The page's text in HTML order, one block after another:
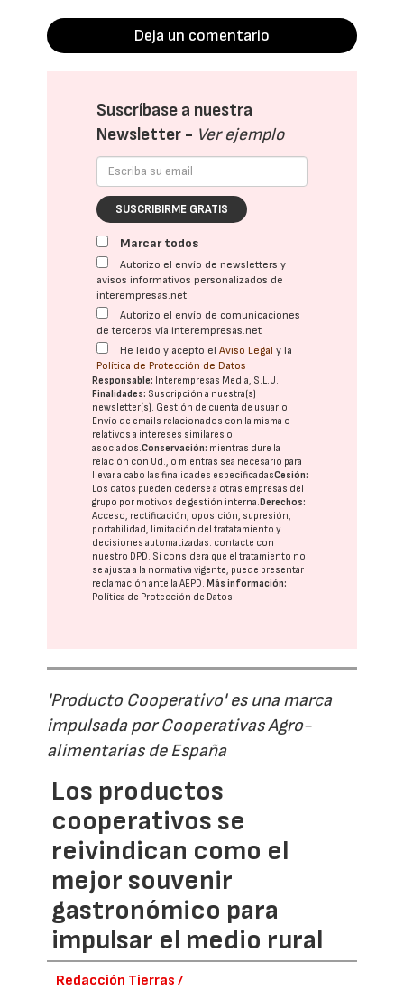
Deja un comentario
Suscríbase a nuestra
Newsletter - Ver ejemplo
SUSCRIBIRME GRATIS
Marcar todos
Autorizo el envío de newsletters y
avisos informativos personalizados de
interempresas.net
Autorizo el envío de comunicaciones
de terceros vía interempresas.net
He leído y acepto elAviso Legal y la
Política de Protección de Datos
Responsable: Interempresas Media, S.L.U.
Finalidades: Suscripción a nuestra(s)
newsletter(s). Gestión de cuenta de usuario.
Envío de emails relacionados con la misma o
relativos a intereses similares o
asociados.Conservación: mientras dure la
relación con Ud., o mientras sea necesario para
llevar a cabo las finalidades especificadasCesión:
Los datos pueden cederse a otras empresas del
grupo por motivos de gestión interna.Derechos:
Acceso, rectificación, oposición, supresión,
portabilidad, limitación del tratatamiento y
decisiones automatizadas: contacte con
nuestro DPD . Si considera que el tratamiento no
se ajusta a la normativa vigente, puede presentar
reclamación ante laAEPD .Más información:
Política de Protección de Datos
'Producto Cooperativo' es una marca
impulsada por Cooperativas Agro-
alimentarias de España
Los productos
cooperativos se
reivindican como el
mejor souvenir
gastronómico para
impulsar el medio rural
Redacción Tierras /